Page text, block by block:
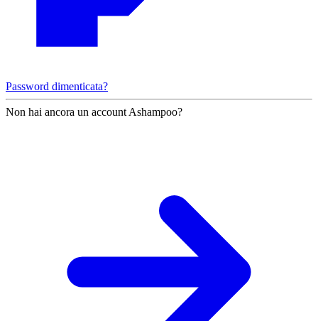
Password dimenticata?
Non hai ancora un account Ashampoo?